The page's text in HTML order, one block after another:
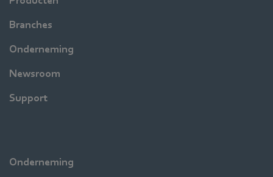
Branches
Onderneming
Newsroom
Support
Onderneming